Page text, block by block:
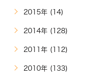
2015年 (14)
2014年 (128)
2011年 (112)
2010年 (133)